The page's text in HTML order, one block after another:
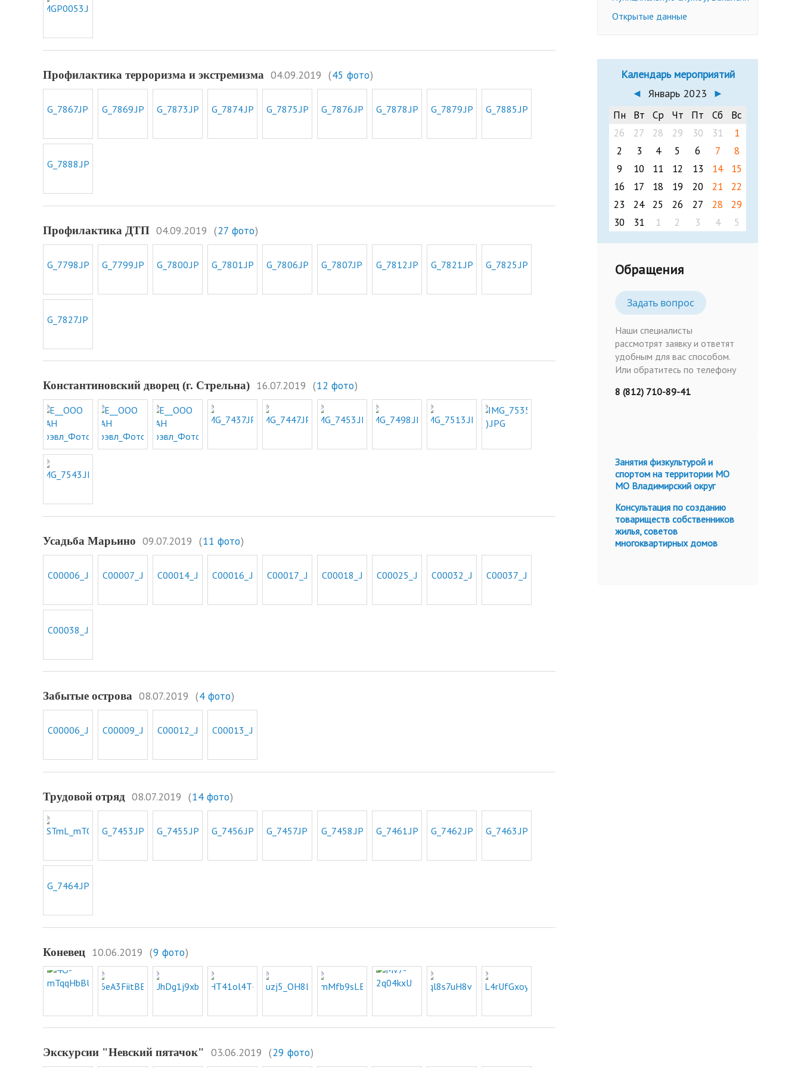
Профилактика терроризма и экстремизма 04.09.2019 (45 фото)
Профилактика ДТП 04.09.2019 (27 фото)
Константиновский дворец (г. Стрельна) 16.07.2019 (12 фото)
Усадьба Марьино 09.07.2019 (11 фото)
Забытые острова 08.07.2019 (4 фото)
Трудовой отряд 08.07.2019 (14 фото)
Коневец 10.06.2019 (9 фото)
Экскурсии "Невский пятачок" 03.06.2019 (29 фото)
Открытые данные
Календарь мероприятий
◄ Январь 2023 ►
Пн Вт Ср Чт Пт Сб
Вс
26
27 28 29 30 31
1
2
3 4 5 6 7
8
9
10 11 12 13 14
15
16
17 18 19 20 21
22
23
24 25 26 27 28
29
30
31 1 2 3 4 5
Обращения
Задать вопрос
Наши специалисты
рассмотрят заявку и ответят
удобным для вас способом.
Или обратитесь по телефону
8 (812) 710-89-41
Занятия физкультурой и
спортом на территории МО
МО Владимирский округ
Консультация по созданию
товариществ собственников
жилья, советов
многоквартирных домов